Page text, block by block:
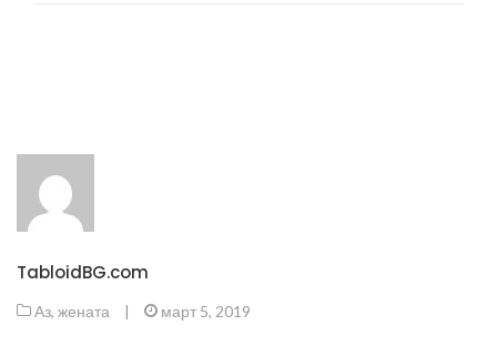
TabloidBG.com
Аз, жената | март 5, 2019